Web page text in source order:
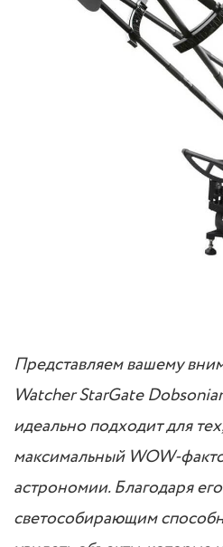
Представляем вашему
Watcher StarGate
идеально подходит для
максимальный WOW-
астрономии. Благодаря
светособирающим